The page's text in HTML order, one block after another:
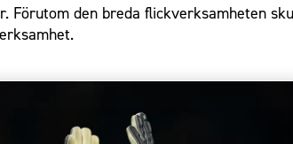
Förutom den breda flickverksamheten